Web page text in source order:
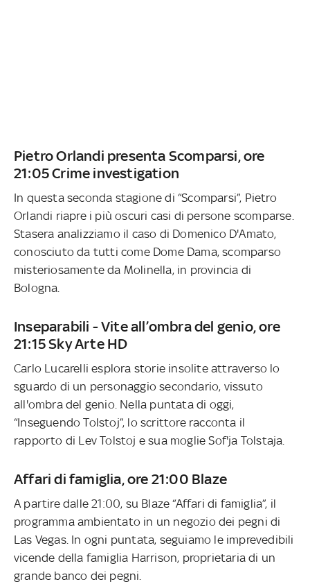
Pietro Orlandi presenta Scomparsi, ore
21:05 Crime investigation
In questa seconda stagione di “Scomparsi”, Pietro
Orlandi riapre i più oscuri casi di persone scomparse.
Stasera analizziamo il caso di Domenico D'Amato,
conosciuto da tutti come Dome Dama, scomparso
misteriosamente da Molinella, in provincia di
Bologna.
Inseparabili - Vite all’ombra del genio, ore
21:15 Sky Arte HD
Carlo Lucarelli esplora storie insolite attraverso lo
sguardo di un personaggio secondario, vissuto
all'ombra del genio. Nella puntata di oggi,
“Inseguendo Tolstoj”, lo scrittore racconta il
rapporto di Lev Tolstoj e sua moglie Sof'ja Tolstaja.
Affari di famiglia, ore 21:00 Blaze
A partire dalle 21:00, su Blaze “Affari di famiglia”, il
programma ambientato in un negozio dei pegni di
Las Vegas. In ogni puntata, seguiamo le imprevedibili
vicende della famiglia Harrison, proprietaria di un
grande banco dei pegni.